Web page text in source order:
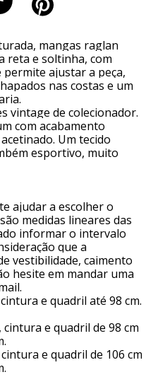
mangas raglan
reta e soltinha, com
ajustar a peça,
nas costas e um
vintage de colecionador.
com acabamento
Um tecido
esportivo, muito
ajudar a escolher o
medidas lineares das
informar o intervalo
que a
vestibilidade, caimento
hesite em mandar uma
e quadril até 98 cm.
e quadril de 98 cm
e quadril de 106 cm